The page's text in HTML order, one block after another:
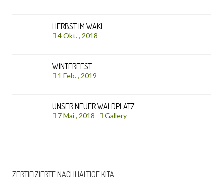
HERBST IM WAKI
4 Okt. , 2018
WINTERFEST
1 Feb. , 2019
UNSER NEUER WALDPLATZ
7 Mai , 2018 Gallery
ZERTIFIZIERTE NACHHALTIGE KITA